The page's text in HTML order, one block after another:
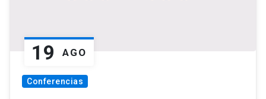
19 AGO
Conferencias